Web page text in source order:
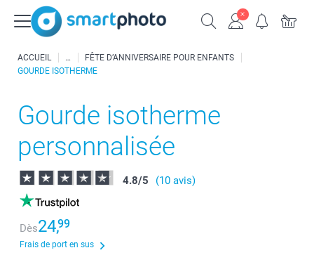
ACCUEIL
FÊTE D’ANNIVERSAIRE POUR ENFANTS
GOURDE ISOTHERME
Gourde isotherme
personnalisée
4.8/5 (10 avis)
Dès24,99
Frais de port en sus